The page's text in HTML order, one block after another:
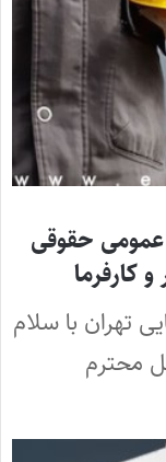
۱۵۸ دادگاه عمومی حقوقی
کارفرما
تهران با سلام
محترم